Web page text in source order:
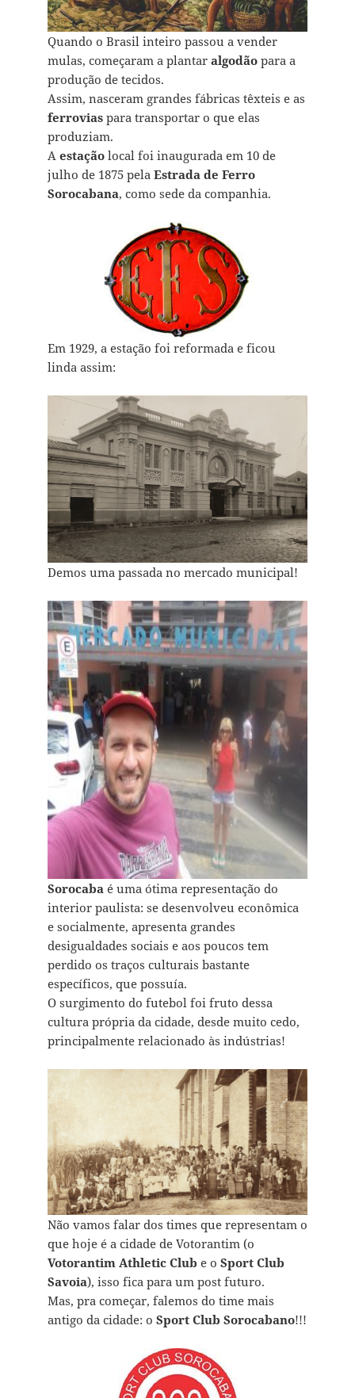
Quando o Brasil inteiro passou a vender
mulas, começaram a plantar algodãopara a
produção de tecidos.
Assim, nasceram grandes fábricas têxteis e as
ferroviaspara transportar o que elas
produziam.
A estação local foi inaugurada em 10 de
julho de 1875 pela Estrada de Ferro
Sorocabana, como sede da companhia.
Em 1929, a estação foi reformada e ficou
linda assim:
Demos uma passada no mercado municipal!
Sorocabaé uma ótima representação do
interior paulista: se desenvolveu econômica
e socialmente, apresenta grandes
desigualdades sociais e aos poucos tem
perdido os traços culturais bastante
específicos, que possuía.
O surgimento do futebol foi fruto dessa
cultura própria da cidade, desde muito cedo,
principalmente relacionado às indústrias!
Não vamos falar dos times que representam o
que hoje é a cidade de Votorantim (o
Votorantim Athletic Club e o Sport Club
Savoia), isso fica para um post futuro.
Mas, pra começar, falemos do time mais
antigo da cidade: o Sport Club Sorocabano!!!